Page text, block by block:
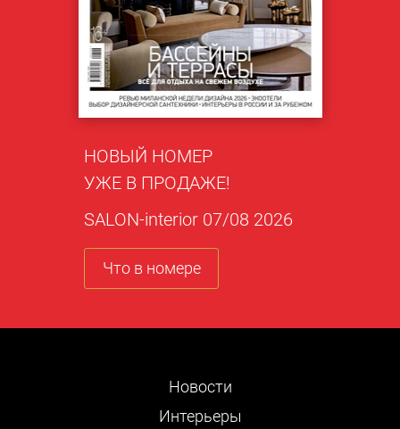
НОВЫЙ НОМЕР
УЖЕ В ПРОДАЖЕ!
SALON-interior 07/08 2026
Что в номере
Новости
Интерьеры